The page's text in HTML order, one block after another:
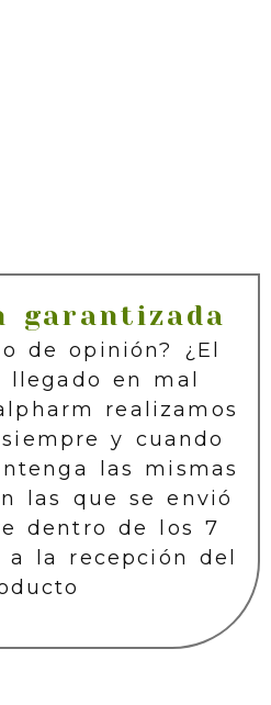
garantizada
de opinión? ¿El
en mal
realizamos
y cuando
las mismas
las que se envió
dentro de los 7
la recepción del